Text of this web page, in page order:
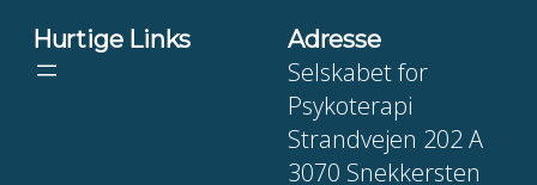
Hurtige Links Adresse
Selskabet for
Psykoterapi
Strandvejen 202 A
3070 Snekkersten